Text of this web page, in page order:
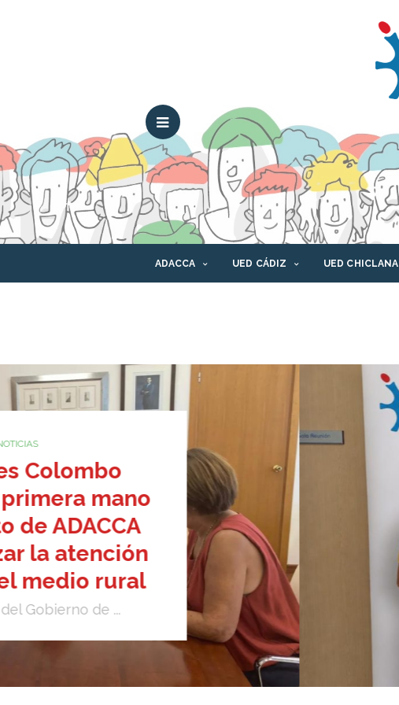
ADACCA UED CÁDIZ UED CHICLANA
mano
rural
de ...